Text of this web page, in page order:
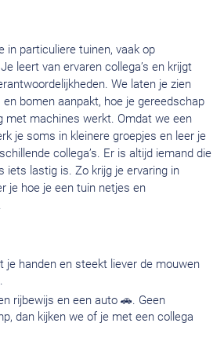
in particuliere tuinen, vaak op
leert van ervaren collega’s en krijgt
We laten je zien
bomen aanpakt, hoe je gereedschap
met machines werkt. Omdat we een
je soms in kleinere groepjes en leer je
collega’s. Er is altijd iemand die
iets lastig is. Zo krijg je ervaring in
je hoe je een tuin netjes en
je handen en steekt liever de mouwen
rijbewijs en een auto 🚗. Geen
dan kijken we of je met een collega